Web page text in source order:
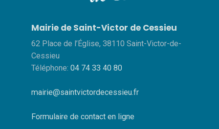
Mairie de Saint-Victor de Cessieu
62 Place de l’Église, 38110 Saint-Victor-de-
Cessieu
Téléphone: 04 74 33 40 80
mairie@saintvictordecessieu.fr
Formulaire de contact en ligne